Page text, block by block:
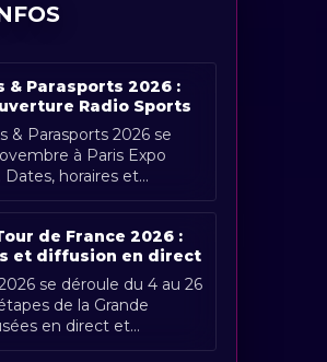
& Parasports 2026 :
Radio Sports
& Parasports 2026 se
à Paris Expo
Dates, horaires et
de France 2026 :
et diffusion en direct
se déroule du 4 au 26
de la Grande
en direct et
par France [...]